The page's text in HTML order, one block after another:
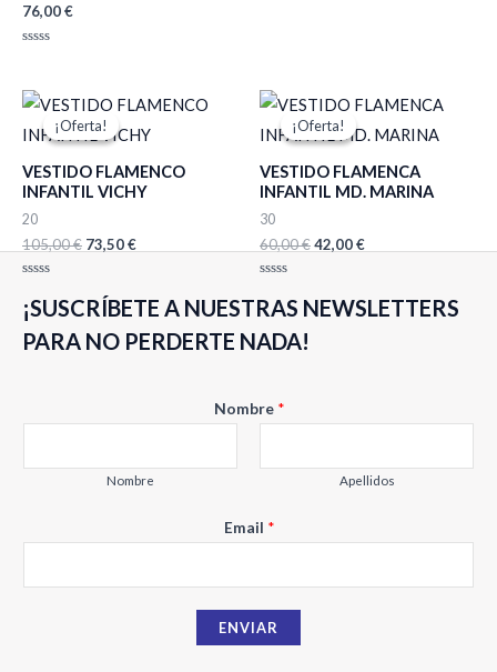
76,00€
de
5
¡Oferta!
¡Oferta!
VESTIDO FLAMENCO
INFANTIL VICHY
20
105,00€
El
precio
original
105,00 €.
73,50€
El
precio
actual
73,50 €.
con
0
5
¡Oferta!
¡Oferta!
VESTIDO FLAMENCA
INFANTIL MD. MARINA
30
60,00€
El
precio
original
60,00 €.
42,00€
El
precio
actual
42,00 €.
con
0
5
¡SUSCRÍBETE A NUESTRAS NEWSLETTERS
PARA NO PERDERTE NADA!
e
m
a
i
Nombre *
Nombre Apellidos
Email *
ENVIAR